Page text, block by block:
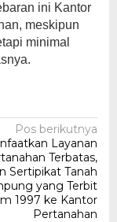
ini Kantor
meskipun
minimal
Pos berikutnya
Layanan
Terbatas,
Sertipikat Tanah
yang Terbit
1997 ke Kantor
Pertanahan